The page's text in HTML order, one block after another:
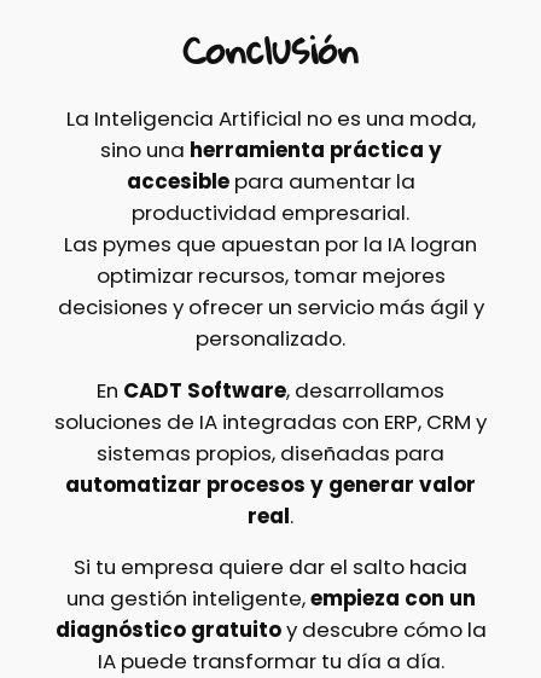
Conclusión
La Inteligencia Artificial no es una moda,
sino una herramienta práctica y
accesiblepara aumentar la
productividad empresarial.
Las pymes que apuestan por la IA logran
optimizar recursos, tomar mejores
decisiones y ofrecer un servicio más ágil y
personalizado.
En CADT Software, desarrollamos
soluciones de IA integradas con ERP, CRM y
sistemas propios, diseñadas para
automatizar procesos y generar valor
real.
Si tu empresa quiere dar el salto hacia
una gestión inteligente,empieza con un
diagnóstico gratuitoy descubre cómo la
IA puede transformar tu día a día.